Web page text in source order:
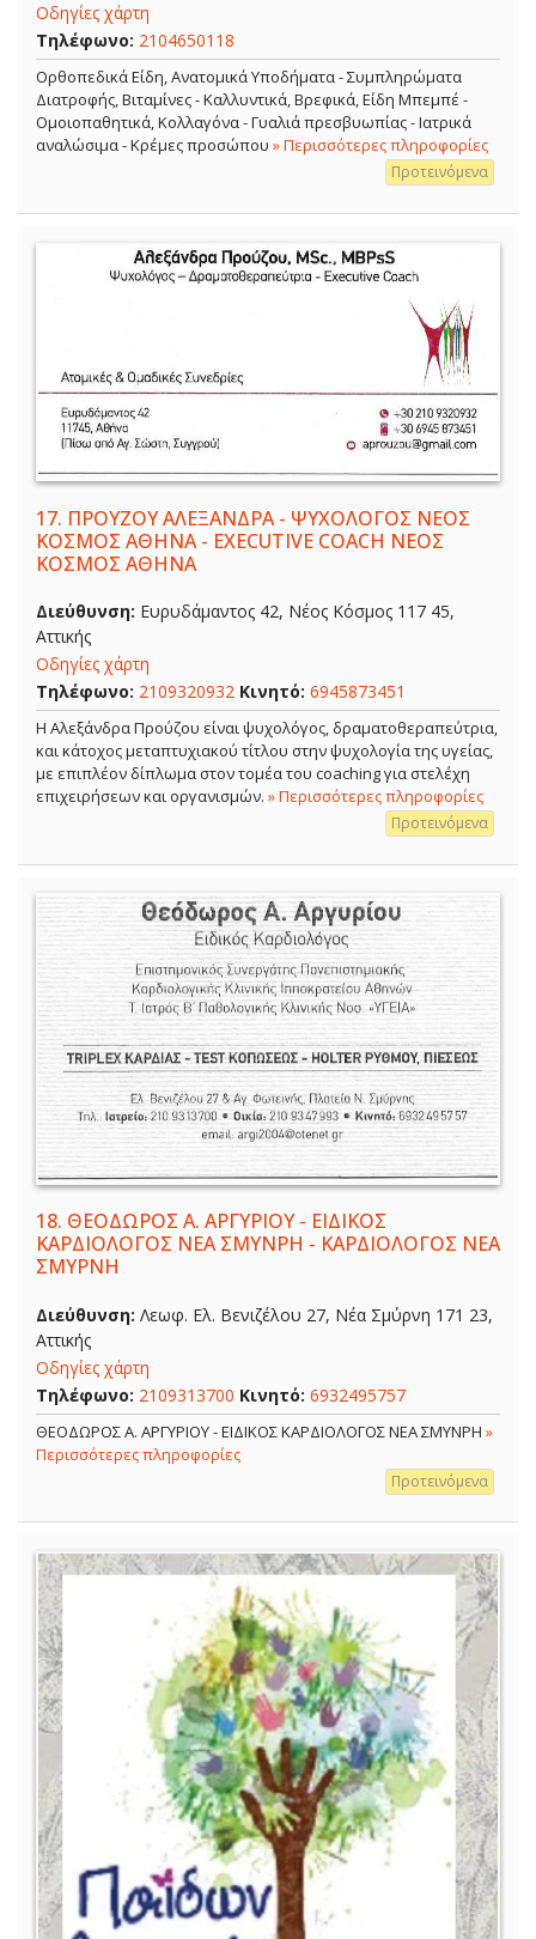
Οδηγίες χάρτη
Τηλέφωνο: 2104650118
Ορθοπεδικά Είδη, Ανατομικά Υποδήματα - Συμπληρώματα
Διατροφής, Βιταμίνες - Καλλυντικά, Βρεφικά, Είδη Μπεμπέ -
Ομοιοπαθητικά, Κολλαγόνα - Γυαλιά πρεσβυωπίας - Ιατρικά
αναλώσιμα - Κρέμες προσώπου » Περισσότερες πληροφορίες
Προτεινόμενα
17. ΠΡΟΥΖΟΥ ΑΛΕΞΑΝΔΡΑ - ΨΥΧΟΛΟΓΟΣ ΝΕΟΣ
ΚΟΣΜΟΣ ΑΘΗΝΑ - EXECUTIVE COACH ΝΕΟΣ
ΚΟΣΜΟΣ ΑΘΗΝΑ
Διεύθυνση: Ευρυδάμαντος 42, Νέος Κόσμος 117 45,
Αττικής
Οδηγίες χάρτη
Τηλέφωνο: 2109320932 Κινητό: 6945873451
Η Αλεξάνδρα Προύζου είναι ψυχολόγος, δραματοθεραπεύτρια,
και κάτοχος μεταπτυχιακού τίτλου στην ψυχολογία της υγείας,
με επιπλέον δίπλωμα στον τομέα του coaching για στελέχη
επιχειρήσεων και οργανισμών. » Περισσότερες πληροφορίες
Προτεινόμενα
18. ΘΕΟΔΩΡΟΣ Α. ΑΡΓΥΡΙΟΥ - ΕΙΔΙΚΟΣ
ΚΑΡΔΙΟΛΟΓΟΣ ΝΕΑ ΣΜΥΝΡΗ - ΚΑΡΔΙΟΛΟΓΟΣ ΝΕΑ
ΣΜΥΡΝΗ
Διεύθυνση: Λεωφ. Ελ. Βενιζέλου 27, Νέα Σμύρνη 171 23,
Αττικής
Οδηγίες χάρτη
Τηλέφωνο: 2109313700 Κινητό: 6932495757
ΘΕΟΔΩΡΟΣ Α. ΑΡΓΥΡΙΟΥ - ΕΙΔΙΚΟΣ ΚΑΡΔΙΟΛΟΓΟΣ ΝΕΑ ΣΜΥΝΡΗ »
Περισσότερες πληροφορίες
Προτεινόμενα